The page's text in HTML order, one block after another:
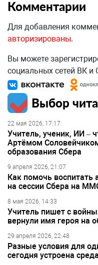
Комментарии
Для добавления
авторизированы.
Вы можете
социальных сетей ВК и
Выбор
22 мая 2026, 17:17
Учитель, ученик, ИИ –
Артёмом
образования Сбера
9 апреля 2026, 21:07
Как помочь воспитать
на сессии Сбера на
8 мая 2026, 14:33
Учитель пишет с
вернули имя героя на
29 апреля 2026, 22:48
Разные условия для
сегодня устроена